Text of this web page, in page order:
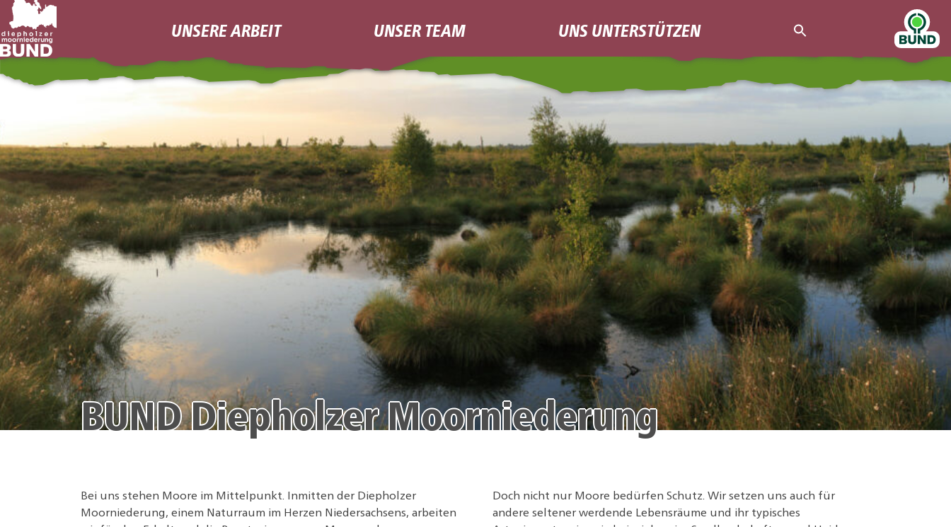
Skip
to
content
UNSERE ARBEIT UNSER TEAM UNS UNTERSTÜTZEN
BUND Diepholzer Moorniederung
Bei uns stehen Moore im Mittelpunkt. Inmitten der Diepholzer
Moorniederung, einem Naturraum im Herzen Niedersachsens, arbeiten
Doch nicht nur Moore bedürfen Schutz. Wir setzen uns auch für
andere seltener werdende Lebensräume und ihr typisches